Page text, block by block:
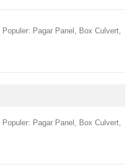
Pagar Panel, Box Culvert,
Pagar Panel, Box Culvert,